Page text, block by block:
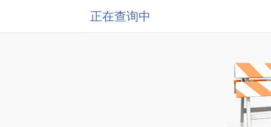
正在查询中